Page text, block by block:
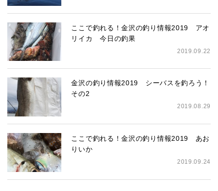
ここで釣れる！金沢の釣り情報2019 アオ
リイカ 今日の釣果
2019.09.22
金沢の釣り情報2019 シーバスを釣ろう！
その2
2019.08.29
ここで釣れる！金沢の釣り情報2019 あお
りいか
2019.09.24